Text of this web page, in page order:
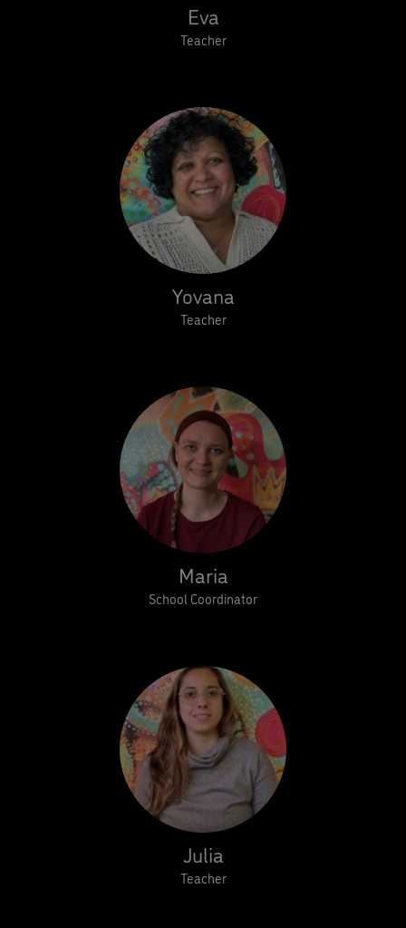
Eva
Teacher
Yovana
Teacher
Maria
School Coordinator
Julia
Teacher